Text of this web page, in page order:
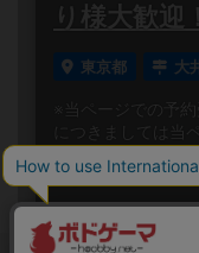
り様大歓迎
東京都 大
※当ページでの予
につきましては当
さい 大井町駅か
Popco...